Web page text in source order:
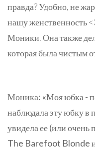
правда? Удобно, не
нашу женственность
Моники. Она также
которая была чистым
Моника: «Моя юбка -
наблюдала эту юбку в
увидела ее (или очень
The Barefoot Blonde